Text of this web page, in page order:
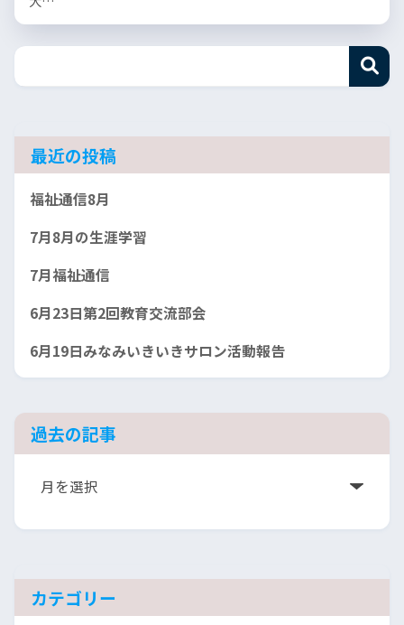
最近の投稿
福祉通信8月
7月8月の生涯学習
7月福祉通信
6月23日第2回教育交流部会
6月19日みなみいきいきサロン活動報告
過去の記事
ア
カ
ブ
カテゴリー